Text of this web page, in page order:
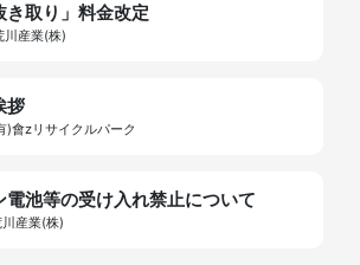
き取り」料金改定
産業(株)
拶
會zリサイクルパーク
電池等の受け入れ禁止について
産業(株)